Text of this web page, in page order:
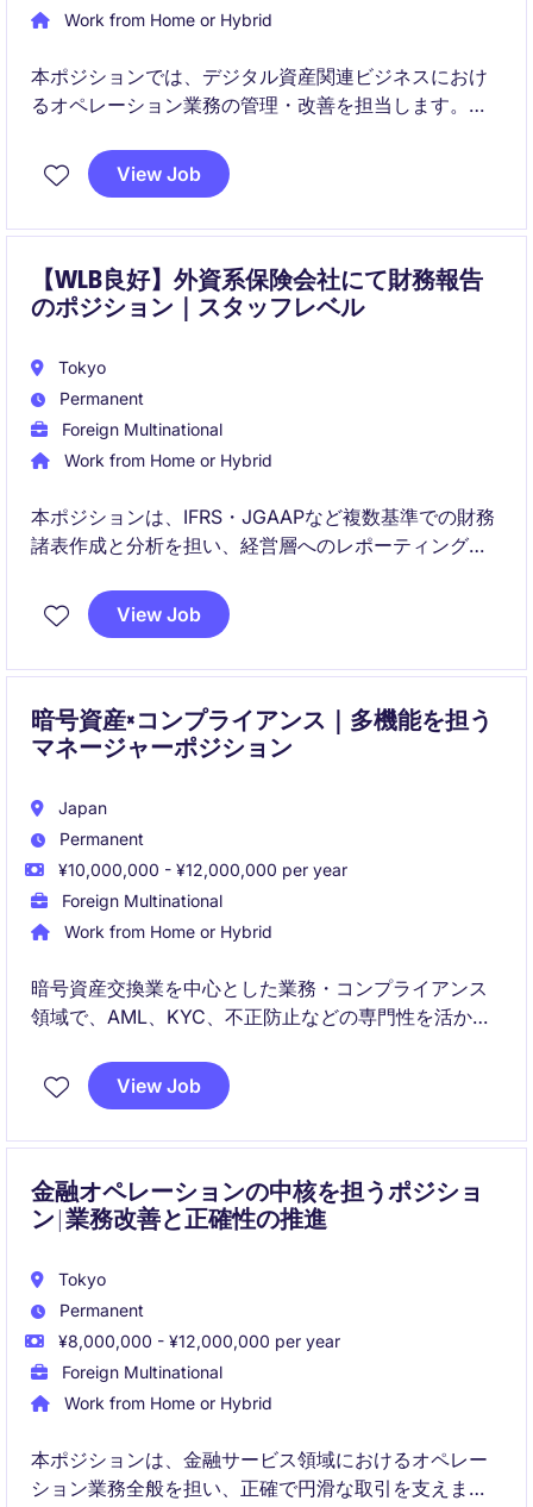
Work from Home or Hybrid
本ポジションでは、デジタル資産関連ビジネスにおけ
るオペレーション業務の管理・改善を担当します。日
躍いただきます。
View Job
【WLB良好】外資系保険会社にて財務報告
のポジション｜スタッフレベル
Tokyo
Permanent
Foreign Multinational
Work from Home or Hybrid
本ポジションは、IFRS・JGAAPなど複数基準での財務
諸表作成と分析を担い、経営層へのレポーティングを
務健全性向上や自動化・業務効率化プロジェクトにも
参画できる、幅広くスキルを伸ばせるポジションで
View Job
暗号資産×コンプライアンス｜多機能を担う
マネージャーポジション
Japan
Permanent
¥10,000,000 - ¥12,000,000 per year
Foreign Multinational
Work from Home or Hybrid
暗号資産交換業を中心とした業務・コンプライアンス
領域で、AML、KYC、不正防止などの専門性を活かし
能も横断的に担うポジションです。組織の成長フェー
ズにおいて、柔軟性と主体性を持って活躍できる方を
View Job
金融オペレーションの中核を担うポジショ
ン | 業務改善と正確性の推進
Tokyo
Permanent
¥8,000,000 - ¥12,000,000 per year
Foreign Multinational
Work from Home or Hybrid
本ポジションは、金融サービス領域におけるオペレー
ション業務全般を担い、正確で円滑な取引を支えま